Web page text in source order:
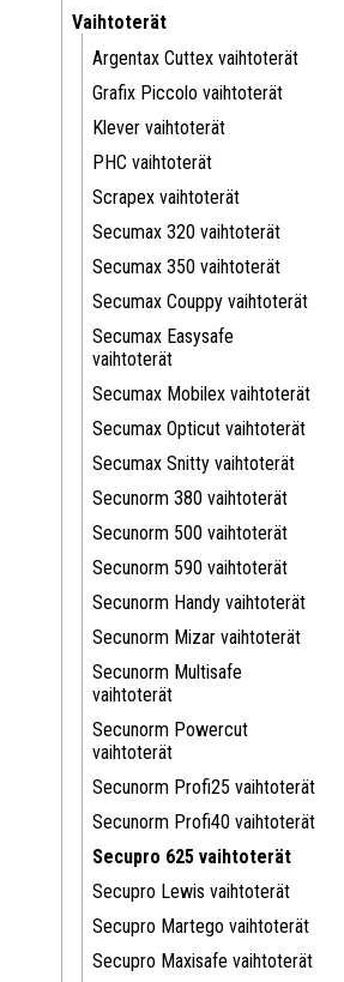
Vaihtoterät
Argentax Cuttex vaihtoterät
Grafix Piccolo vaihtoterät
Klever vaihtoterät
PHC vaihtoterät
Scrapex vaihtoterät
Secumax 320 vaihtoterät
Secumax 350 vaihtoterät
Secumax Couppy vaihtoterät
Secumax Easysafe
vaihtoterät
Secumax Mobilex vaihtoterät
Secumax Opticut vaihtoterät
Secumax Snitty vaihtoterät
Secunorm 380 vaihtoterät
Secunorm 500 vaihtoterät
Secunorm 590 vaihtoterät
Secunorm Handy vaihtoterät
Secunorm Mizar vaihtoterät
Secunorm Multisafe
vaihtoterät
Secunorm Powercut
vaihtoterät
Secunorm Profi25 vaihtoterät
Secunorm Profi40 vaihtoterät
Secupro 625 vaihtoterät
Secupro Lewis vaihtoterät
Secupro Martego vaihtoterät
Secupro Maxisafe vaihtoterät